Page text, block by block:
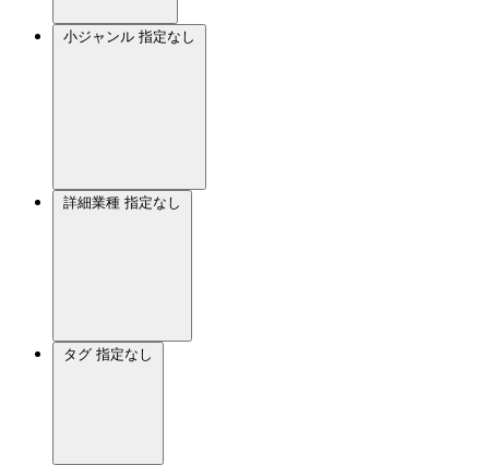
小ジャンル 指定なし
詳細業種 指定なし
タグ 指定なし